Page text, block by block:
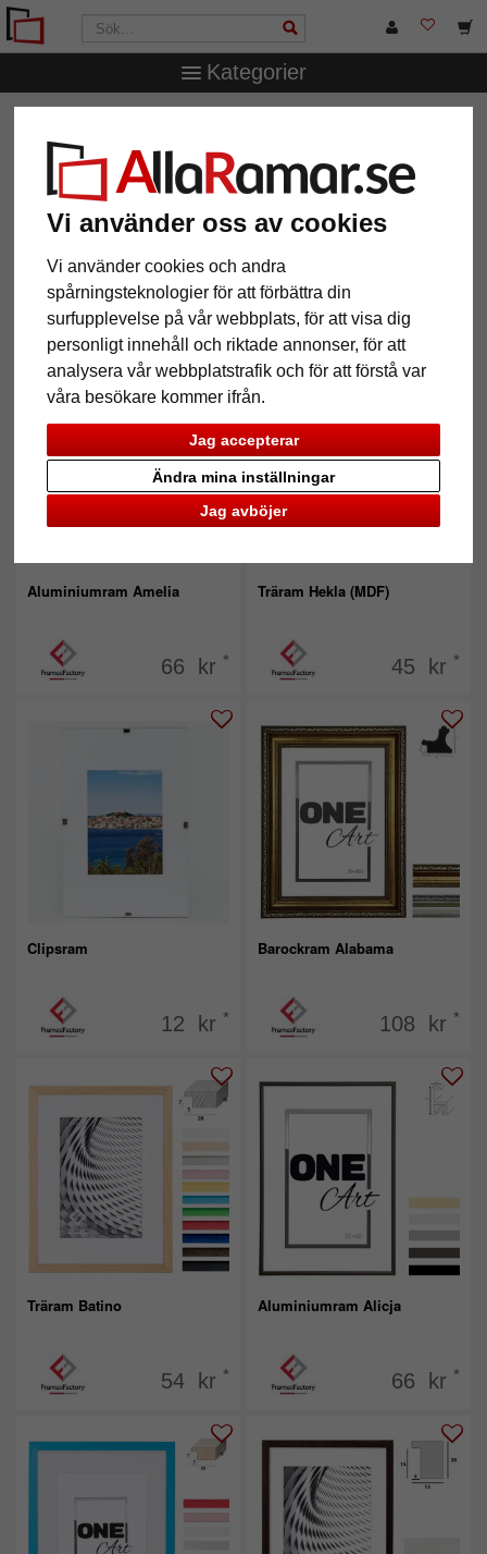
Vi använder oss av cookies
Vi använder cookies och andra
spårningsteknologier för att förbättra din
surfupplevelse på vår webbplats, för att visa dig
personligt innehåll och riktade annonser, för att
analysera vår webbplatstrafik och för att förstå var
våra besökare kommer ifrån.
Jag accepterar
Jag avböjer
Ändra mina inställningar
Kategorier
12 Artiklar Populärast
Aluminiumram Amelia
66 kr *
Träram Hekla (MDF)
45 kr *
Clipsram
12 kr *
Barockram Alabama
108 kr *
Träram Batino
54 kr *
Aluminiumram Alicja
66 kr *